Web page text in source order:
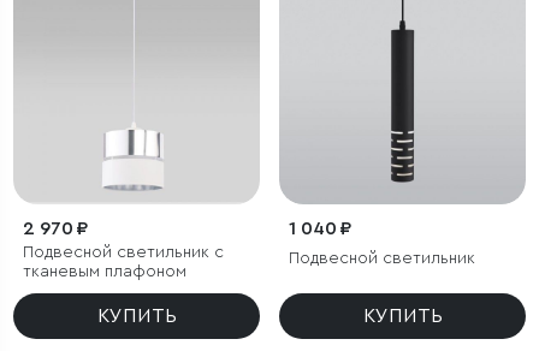
2 970 ₽
Подвесной светильник с
тканевым плафоном
КУПИТЬ
1 040 ₽
Подвесной светильник
КУПИТЬ